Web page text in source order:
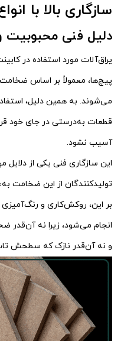
سازگاری بالا با
دلیل فنی محبوبیت ورق
یراق‌آلات مورد استفاده در
می‌شوند. به همین دلیل،
قطعات به‌درستی در جای خود
آسیب نشود.
این سازگاری فنی یکی از
تولیدکنندگان از این ضخامت
بر این، روکش‌کاری و
انجام می‌شود، زیرا نه
و نه آن‌قدر نازک که سطحش تاب